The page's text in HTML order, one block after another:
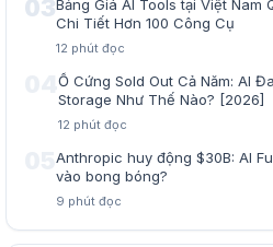
03Bảng Giá AI Tools tại Việt
Chi Tiết Hơn 100 Công Cụ
12 phút đọc
04Ổ Cứng Sold Out Cả Năm: AI
Storage Như Thế Nào? [2026]
12 phút đọc
05Anthropic huy động $30B: AI
vào bong bóng?
9 phút đọc